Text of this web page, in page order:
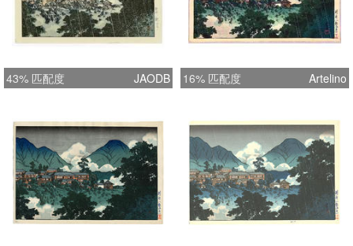
43% 匹配度 JAODB 16% 匹配度 Artelino